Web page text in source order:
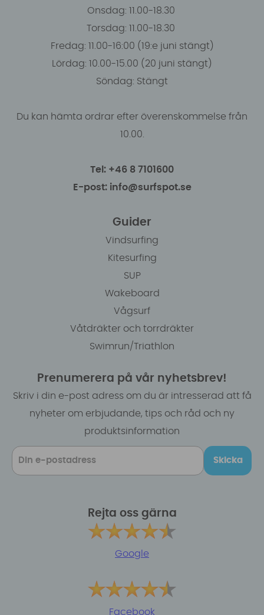
Onsdag: 11.00-18.30
Torsdag: 11.00-18.30
Fredag: 11.00-16:00 (19:e juni stängt)
Lördag: 10.00-15.00 (20 juni stängt)
Söndag: Stängt
Du kan hämta ordrar efter överenskommelse från
10.00.
Tel: +46 8 7101600
E-post: info@surfspot.se
Guider
Vindsurfing
Kitesurfing
SUP
Wakeboard
Vågsurf
Våtdräkter och torrdräkter
Swimrun/Triathlon
Prenumerera på vår nyhetsbrev!
Skriv i din e-post adress om du är intresserad att få
nyheter om erbjudande, tips och råd och ny
produktsinformation
Skicka
Rejta oss gärna
Google
Facebook